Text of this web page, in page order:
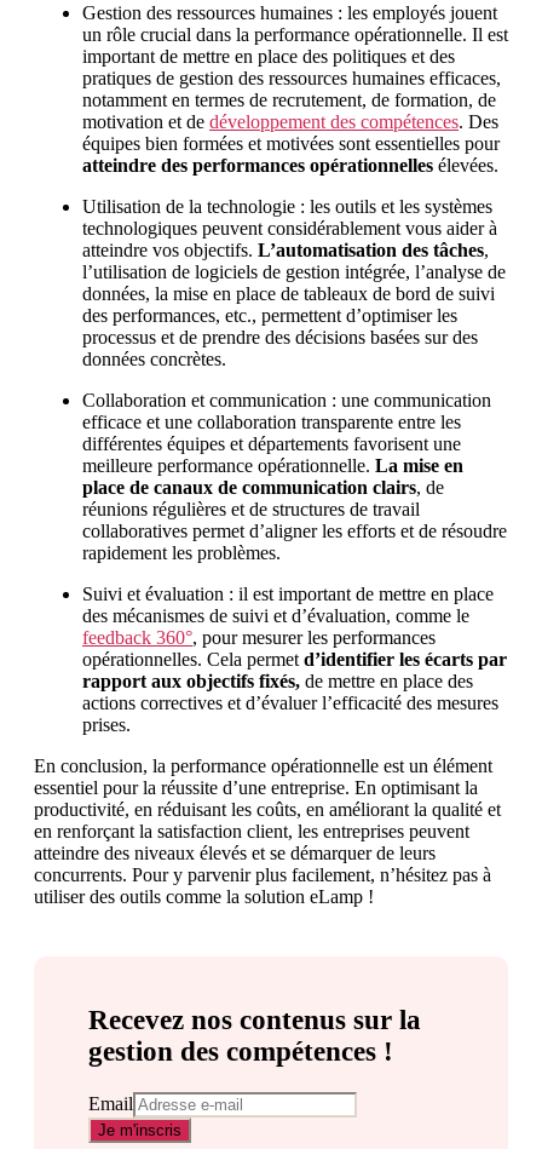
Gestion des ressources humaines : les employés jouent
un rôle crucial dans la performance opérationnelle. Il est
important de mettre en place des politiques et des
pratiques de gestion des ressources humaines efficaces,
notamment en termes de recrutement, de formation, de
motivation et de développement des compétences. Des
équipes bien formées et motivées sont essentielles pour
atteindre des performances opérationnelles élevées.
Utilisation de la technologie : les outils et les systèmes
technologiques peuvent considérablement vous aider à
atteindre vos objectifs. L’automatisation des tâches,
l’utilisation de logiciels de gestion intégrée, l’analyse de
données, la mise en place de tableaux de bord de suivi
des performances, etc., permettent d’optimiser les
processus et de prendre des décisions basées sur des
données concrètes.
Collaboration et communication : une communication
efficace et une collaboration transparente entre les
différentes équipes et départements favorisent une
meilleure performance opérationnelle. La mise en
place de canaux de communication clairs, de
réunions régulières et de structures de travail
collaboratives permet d’aligner les efforts et de résoudre
rapidement les problèmes.
Suivi et évaluation : il est important de mettre en place
des mécanismes de suivi et d’évaluation, comme le
feedback 360°, pour mesurer les performances
opérationnelles. Cela permet d’identifier les écarts par
rapport aux objectifs fixés, de mettre en place des
actions correctives et d’évaluer l’efficacité des mesures
prises.
En conclusion, la performance opérationnelle est un élément
essentiel pour la réussite d’une entreprise. En optimisant la
productivité, en réduisant les coûts, en améliorant la qualité et
en renforçant la satisfaction client, les entreprises peuvent
atteindre des niveaux élevés et se démarquer de leurs
concurrents. Pour y parvenir plus facilement, n’hésitez pas à
utiliser des outils comme la solution eLamp !
Recevez nos contenus sur la
gestion des compétences !
Email